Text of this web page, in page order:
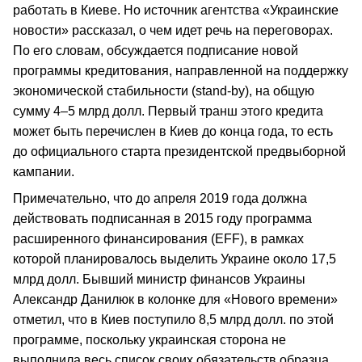
работать в Киеве. Но источник агентства «Украинские
новости» рассказал, о чем идет речь на переговорах.
По его словам, обсуждается подписание новой
программы кредитования, направленной на поддержку
экономической стабильности (stand-by), на общую
сумму 4–5 млрд долл. Первый транш этого кредита
может быть перечислен в Киев до конца года, то есть
до официального старта президентской предвыборной
кампании.
Примечательно, что до апреля 2019 года должна
действовать подписанная в 2015 году программа
расширенного финансирования (EFF), в рамках
которой планировалось выделить Украине около 17,5
млрд долл. Бывший министр финансов Украины
Александр Данилюк в колонке для «Нового времени»
отметил, что в Киев поступило 8,5 млрд долл. по этой
программе, поскольку украинская сторона не